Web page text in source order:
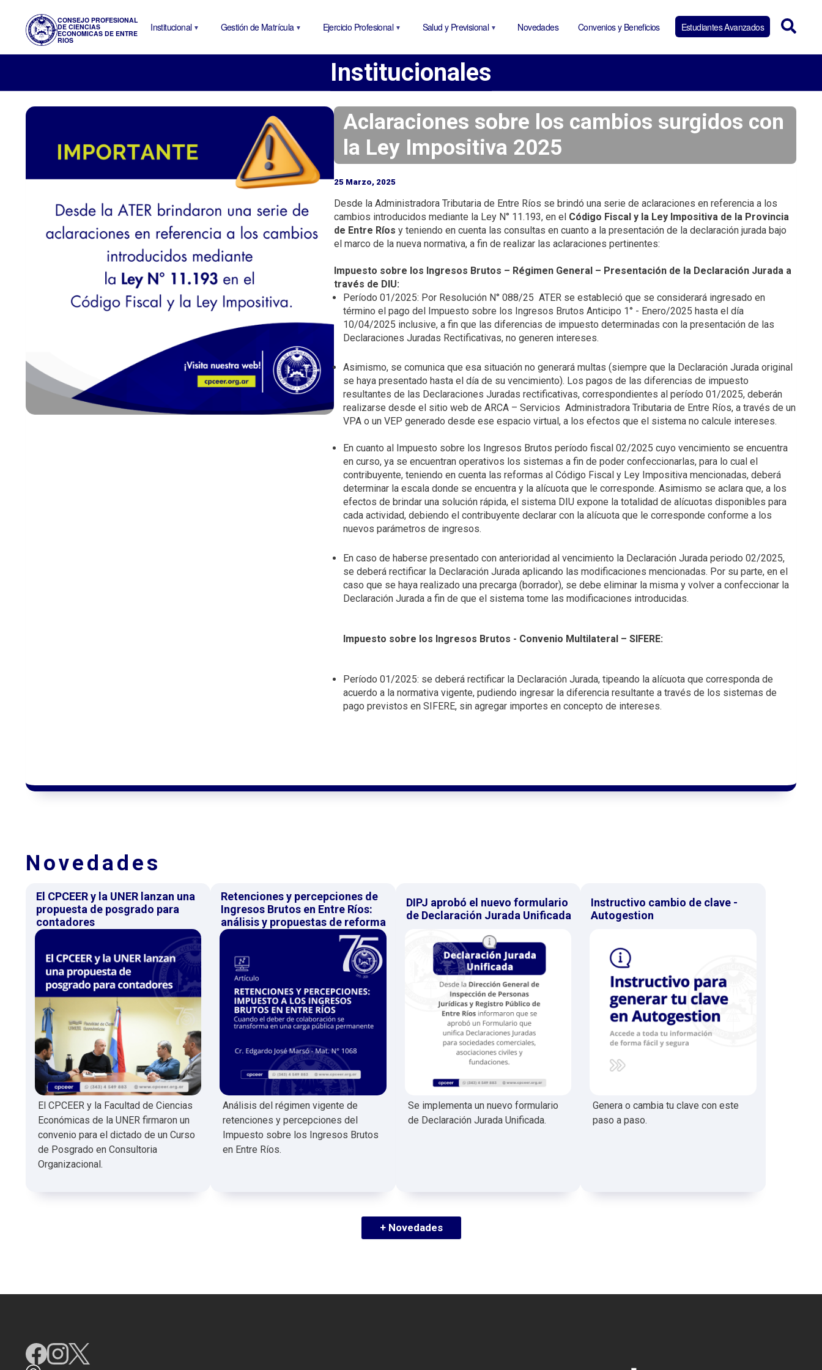
a
r
a
c
o
n
t
i
d
o
r
n
c
i
p
l
CONSEJO PROFESIONAL
DE CIENCIAS
ECONOMICAS DE ENTRE
RIOS
Institucional Gestión de Matrícula Ejercicio Profesional Salud y Previsional Novedades Convenios y Beneficios Estudiantes Avanzados
Institucionales
Aclaraciones sobre los cambios surgidos con
la Ley Impositiva 2025
25 Marzo, 2025
Desde la Administradora Tributaria de Entre Ríos se brindó una serie de aclaraciones en referencia a los
cambios introducidos mediante la Ley N° 11.193, en el Código Fiscal y la Ley Impositiva de la Provincia
de Entre Ríos y teniendo en cuenta las consultas en cuanto a la presentación de la declaración jurada bajo
el marco de la nueva normativa, a fin de realizar las aclaraciones pertinentes:
Impuesto sobre los Ingresos Brutos – Régimen General – Presentación de la Declaración Jurada a
través de DIU:
Período 01/2025: Por Resolución N° 088/25 ATER se estableció que se considerará ingresado en
término el pago del Impuesto sobre los Ingresos Brutos Anticipo 1° - Enero/2025 hasta el día
10/04/2025 inclusive, a fin que las diferencias de impuesto determinadas con la presentación de las
Declaraciones Juradas Rectificativas, no generen intereses.
Asimismo, se comunica que esa situación no generará multas (siempre que la Declaración Jurada original
se haya presentado hasta el día de su vencimiento). Los pagos de las diferencias de impuesto
resultantes de las Declaraciones Juradas rectificativas, correspondientes al período 01/2025, deberán
realizarse desde el sitio web de ARCA – Servicios Administradora Tributaria de Entre Ríos, a través de un
VPA o un VEP generado desde ese espacio virtual, a los efectos que el sistema no calcule intereses.
En cuanto al Impuesto sobre los Ingresos Brutos período fiscal 02/2025 cuyo vencimiento se encuentra
en curso, ya se encuentran operativos los sistemas a fin de poder confeccionarlas, para lo cual el
contribuyente, teniendo en cuenta las reformas al Código Fiscal y Ley Impositiva mencionadas, deberá
determinar la escala donde se encuentra y la alícuota que le corresponde. Asimismo se aclara que, a los
efectos de brindar una solución rápida, el sistema DIU expone la totalidad de alícuotas disponibles para
cada actividad, debiendo el contribuyente declarar con la alícuota que le corresponde conforme a los
nuevos parámetros de ingresos.
En caso de haberse presentado con anterioridad al vencimiento la Declaración Jurada periodo 02/2025,
se deberá rectificar la Declaración Jurada aplicando las modificaciones mencionadas. Por su parte, en el
caso que se haya realizado una precarga (borrador), se debe eliminar la misma y volver a confeccionar la
Declaración Jurada a fin de que el sistema tome las modificaciones introducidas.
Impuesto sobre los Ingresos Brutos - Convenio Multilateral – SIFERE:
Período 01/2025: se deberá rectificar la Declaración Jurada, tipeando la alícuota que corresponda de
acuerdo a la normativa vigente, pudiendo ingresar la diferencia resultante a través de los sistemas de
pago previstos en SIFERE, sin agregar importes en concepto de intereses.
Novedades
El CPCEER y la UNER lanzan una
propuesta de posgrado para
contadores
El CPCEER y la Facultad de Ciencias
Económicas de la UNER firmaron un
convenio para el dictado de un Curso
de Posgrado en Consultoria
Organizacional.
Retenciones y percepciones de
Ingresos Brutos en Entre Ríos:
análisis y propuestas de reforma
Análisis del régimen vigente de
retenciones y percepciones del
Impuesto sobre los Ingresos Brutos
en Entre Ríos.
DIPJ aprobó el nuevo formulario
de Declaración Jurada Unificada
Se implementa un nuevo formulario
de Declaración Jurada Unificada.
Instructivo cambio de clave -
Autogestion
Genera o cambia tu clave con este
paso a paso.
+ Novedades